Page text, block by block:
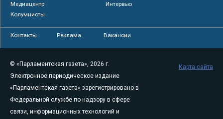
Медиацентр
Интервью
Колумнисты
Контакты Реклама Вакансии
© «Парламентская газета», 2026 г.
Электронное периодическое издание
«Парламентская газета» зарегистрировано в
Федеральной службе по надзору в сфере
связи, информационных технологий и
Карта сайта